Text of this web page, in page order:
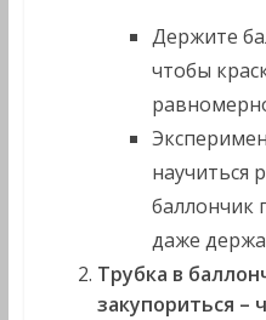
Держите
чтобы
научиться
баллончик
даже
Трубка в
закупориться –